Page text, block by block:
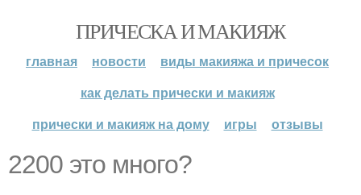
ПРИЧЕСКА И МАКИЯЖ
главная новости
виды макияжа и причесок
как делать прически и макияж
прически и макияж на дому
игры отзывы
2200 это много?